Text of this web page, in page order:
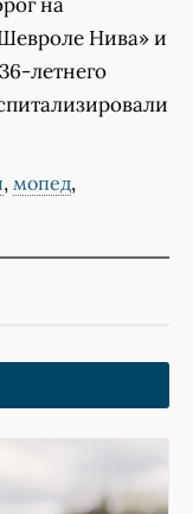
Нива» и
летнего
, мопед,